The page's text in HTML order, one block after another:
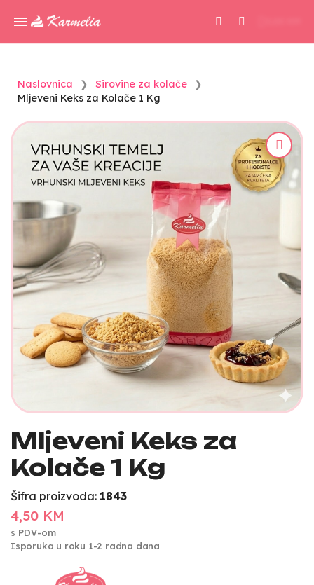
Naslovnica
Sirovine za kolače
Mljeveni Keks za Kolače 1 Kg
Mljeveni Keks za
Kolače 1 Kg
Šifra proizvoda: 1843
4,50 KM
s PDV-om
Isporuka u roku 1-2 radna dana